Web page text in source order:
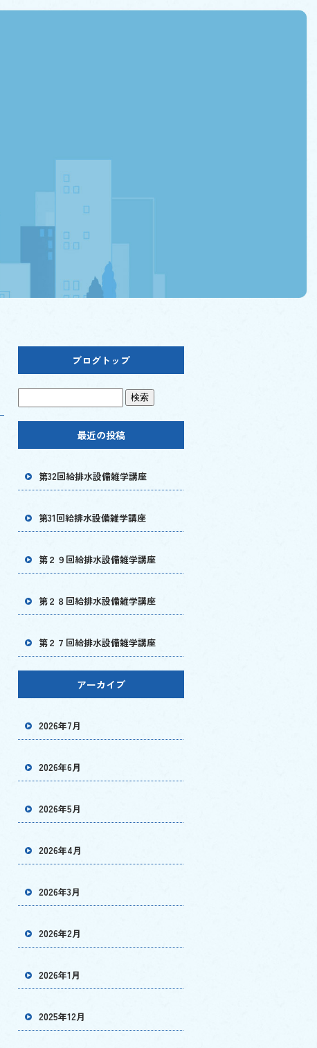
ブログトップ
最近の投稿
第32回給排水設備雑学講座
第31回給排水設備雑学講座
第２９回給排水設備雑学講座
第２８回給排水設備雑学講座
第２７回給排水設備雑学講座
アーカイブ
2026年7月
2026年6月
2026年5月
2026年4月
2026年3月
2026年2月
2026年1月
2025年12月